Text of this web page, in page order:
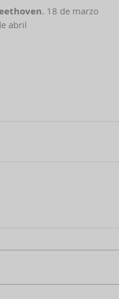
. 18 de marzo
abril